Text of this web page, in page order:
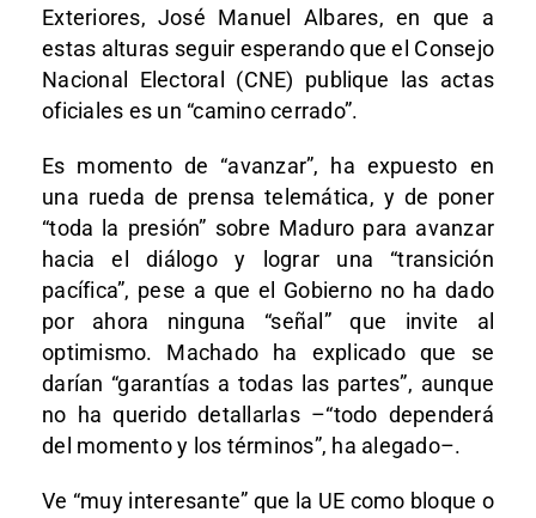
Exteriores, José Manuel Albares, en que a
estas alturas seguir esperando que el Consejo
Nacional Electoral (CNE) publique las actas
oficiales es un “camino cerrado”.
Es momento de “avanzar”, ha expuesto en
una rueda de prensa telemática, y de poner
“toda la presión” sobre Maduro para avanzar
hacia el diálogo y lograr una “transición
pacífica”, pese a que el Gobierno no ha dado
por ahora ninguna “señal” que invite al
optimismo. Machado ha explicado que se
darían “garantías a todas las partes”, aunque
no ha querido detallarlas –“todo dependerá
del momento y los términos”, ha alegado–.
Ve “muy interesante” que la UE como bloque o